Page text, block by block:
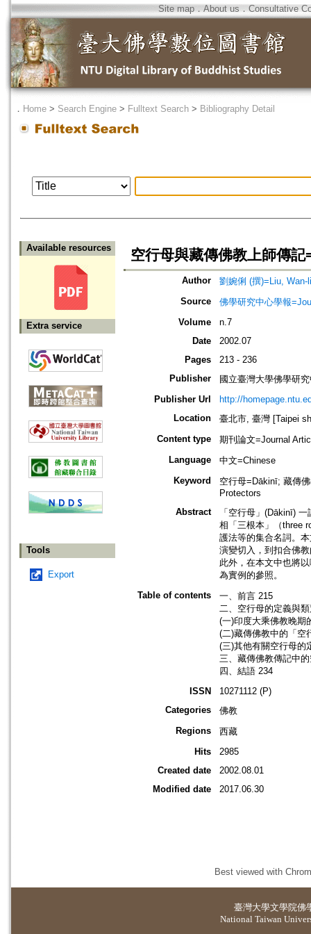
Site map．About us ． Consultative
． Home > Search Engine > Fulltext Search > Bibliography Detail
Available resources
Extra service
Tools
Export
空行母與藏傳佛教上師傳
Author
劉婉俐 (撰)=Liu, Wan-
Source
佛學研究中心學報
Volume
n.7
Date
2002.07
Pages
213 - 236
Publisher
國立臺灣大學佛學研
Publisher Url
http://
Location
臺北市, 臺灣 [Taipei
Content type
期刊論文=Journal
Language
中文=Chinese
Keyword
空行母=Dākinī; 藏傳
Protectors
Abstract
「空行母」(Dākinī)
相「三根本」（three
護法等的集合名詞。
演變切入，到扣合佛
此外，在本文中也將
為實例的參照。
Table of contents
一、前言 215
二、空行母的定義與
(一)印度大乘佛教晚期
(二)藏傳佛教中的「空
(三)其他有關空行母的
三、藏傳佛教傳記中
四、結語 234
ISSN
10271112 (P)
Categories
佛教
Regions
西藏
Hits
2985
Created date
2002.08.01
Modified date
2017.06.30
Best viewed with
臺灣大學文學院佛
National Taiwan